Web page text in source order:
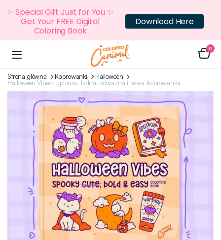
0
Strona główna Kolorowanki
Halloween
Halloween Vibes: Upiorna, ładna, odważna i łatwa kolorowanka
✨ Special Gift Just for You ✨
Get Your FREE Digital
Coloring Book
Download Here